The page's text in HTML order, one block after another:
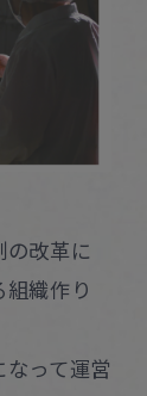
改革に
織作り
って運営